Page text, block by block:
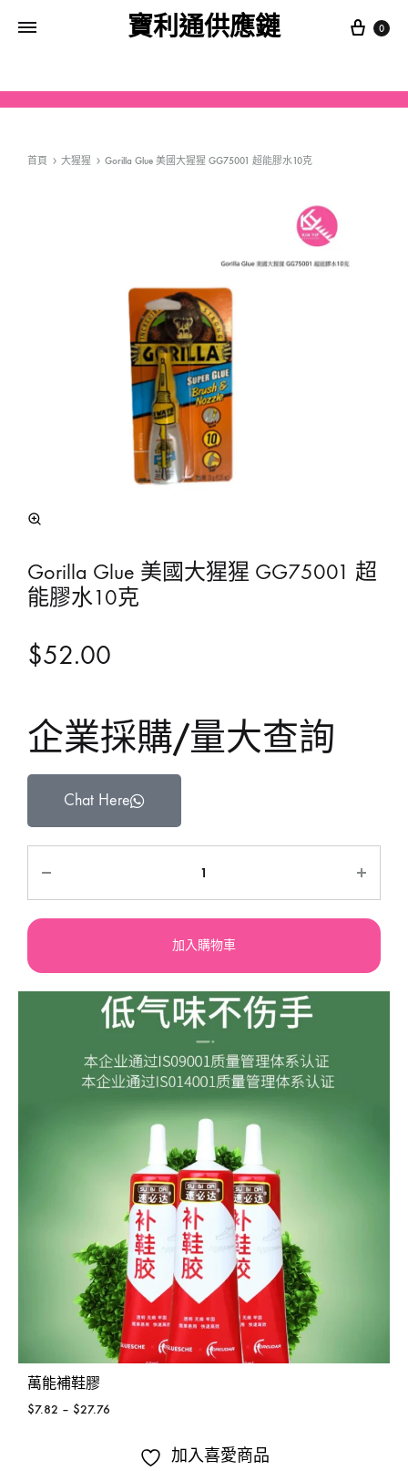
寶利通供應鏈 0
首頁 大猩猩 Gorilla Glue 美國大猩猩 GG75001 超能膠水10克
Gorilla Glue 美國大猩猩 GG75001 超
能膠水10克
$52.00
企業採購/量大查詢
Chat Here
加入購物車
萬能補鞋膠
$7.82 – $27.76
加入喜愛商品